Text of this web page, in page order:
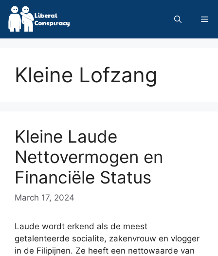
Skip
content
Kleine Lofzang
Kleine Laude
Nettovermogen en
Financiële Status
March 17, 2024
Laude wordt erkend als de meest
getalenteerde socialite, zakenvrouw en vlogger
in de Filipijnen. Ze heeft een nettowaarde van